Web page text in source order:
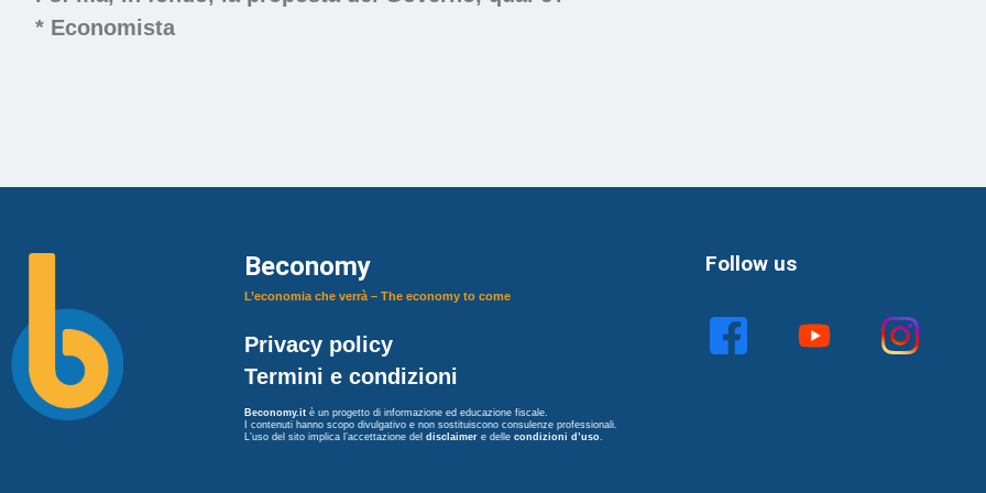
* Economista
Beconomy
L’economia che verrà – The economy to come
Privacy policy
Termini e condizioni
Beconomy.it è un progetto di informazione ed educazione fiscale.
I contenuti hanno scopo divulgativo e non sostituiscono consulenze professionali.
L’uso del sito implica l’accettazione deldisclaimer e dellecondizioni d’uso
Follow us